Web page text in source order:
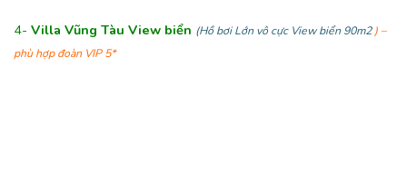
4- Villa Vũng Tàu View biển (Hồ bơi Lớn vô cực View biển 90m2) –
phù hợp đoàn VIP 5*